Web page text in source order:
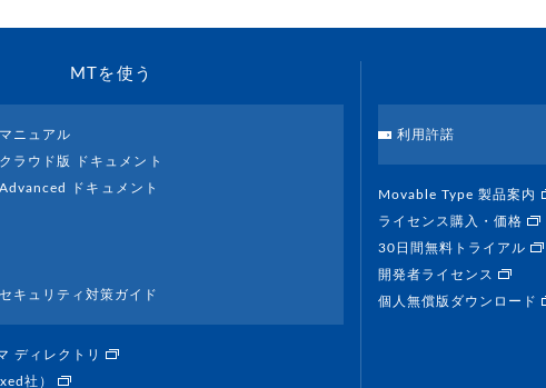
MTを使う
ニュアル
ラウド版 ドキュメント
ドキュメント
キュリティ対策ガイド
ディレクトリ
社）
利用許諾
Movable Type 製品案内
ライセンス購入・価格
30日間無料トライアル
開発者ライセンス
個人無償版ダウンロード